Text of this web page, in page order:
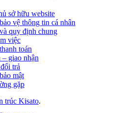
sở hữu website
vệ thông tin cá nhân
quy định chung
việc
toán
giao nhận
trả
mật
gặp
trúc Kisato.